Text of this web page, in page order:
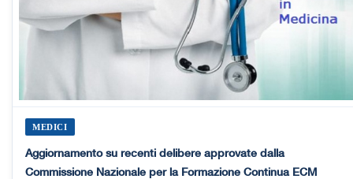
MEDICI
Aggiornamento su recenti delibere approvate dalla
Commissione Nazionale per la Formazione Continua ECM